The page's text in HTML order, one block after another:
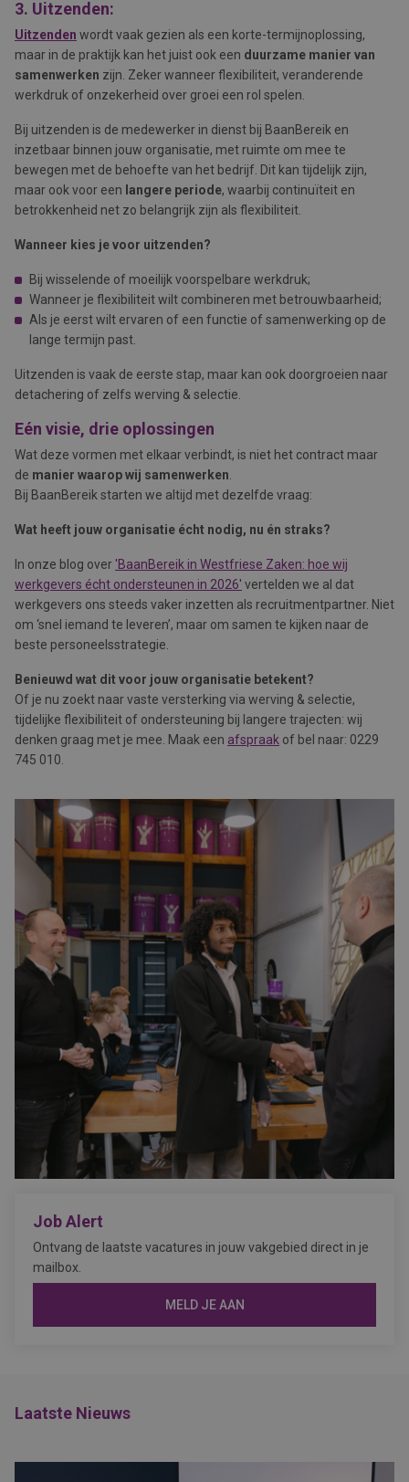
3. Uitzenden:
Uitzenden wordt vaak gezien als een korte-termijnoplossing,
maar in de praktijk kan het juist ook een duurzame manier van
samenwerken zijn. Zeker wanneer flexibiliteit, veranderende
werkdruk of onzekerheid over groei een rol spelen.
Bij uitzenden is de medewerker in dienst bij BaanBereik en
inzetbaar binnen jouw organisatie, met ruimte om mee te
bewegen met de behoefte van het bedrijf. Dit kan tijdelijk zijn,
maar ook voor een langere periode, waarbij continuïteit en
betrokkenheid net zo belangrijk zijn als flexibiliteit.
Wanneer kies je voor uitzenden?
Bij wisselende of moeilijk voorspelbare werkdruk;
Wanneer je flexibiliteit wilt combineren met betrouwbaarheid;
Als je eerst wilt ervaren of een functie of samenwerking op de
lange termijn past.
Uitzenden is vaak de eerste stap, maar kan ook doorgroeien naar
detachering of zelfs werving & selectie.
Eén visie, drie oplossingen
Wat deze vormen met elkaar verbindt, is niet het contract maar
de manier waarop wij samenwerken
Bij BaanBereik starten we altijd met dezelfde vraag:
Wat heeft jouw organisatie écht nodig, nu én straks?
In onze blog over'BaanBereik in Westfriese Zaken: hoe wij
werkgevers écht ondersteunen in 2026' vertelden we al dat
werkgevers ons steeds vaker inzetten als recruitmentpartner. Niet
om ‘snel iemand te leveren’, maar om samen te kijken naar de
beste personeelsstrategie.
Benieuwd wat dit voor jouw organisatie betekent?
Of je nu zoekt naar vaste versterking via werving & selectie,
tijdelijke flexibiliteit of ondersteuning bij langere trajecten: wij
denken graag met je mee. Maak een afspraak of bel naar: 0229
745 010.
Job Alert
Ontvang de laatste vacatures in jouw vakgebied direct in je
mailbox.
MELD JE AAN
Laatste Nieuws